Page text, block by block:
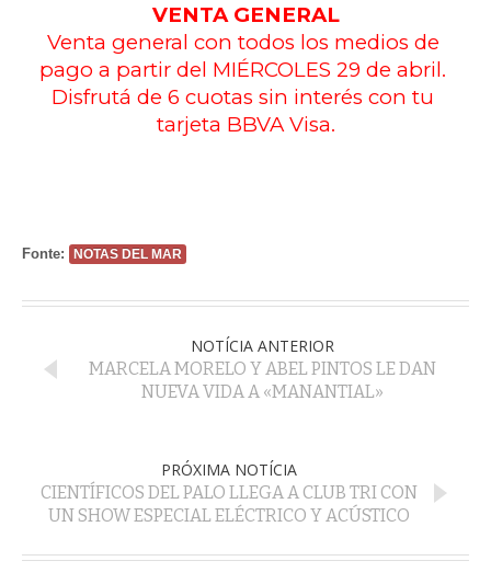
VENTA GENERAL
Venta general con todos los medios de
pago a partir del MIÉRCOLES 29 de abril.
Disfrutá de 6 cuotas sin interés con tu
tarjeta BBVA Visa.
Fonte: NOTAS DEL MAR
NOTÍCIA ANTERIOR
MARCELA MORELO Y ABEL PINTOS LE DAN
NUEVA VIDA A «MANANTIAL»
PRÓXIMA NOTÍCIA
CIENTÍFICOS DEL PALO LLEGA A CLUB TRI CON
UN SHOW ESPECIAL ELÉCTRICO Y ACÚSTICO